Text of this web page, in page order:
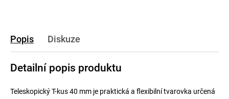
Popis Diskuze
Detailní popis produktu
Teleskopický T-kus 40 mm je praktická a flexibilní tvarovka určená